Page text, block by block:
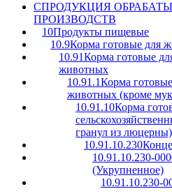
CПРОДУКЦИЯ
ПРОИЗВОДСТВ
10Продукты пищевые
10.9Корма готовые для
10.91Корма готовые
животных
10.91.1Корма
животных (кроме
10.91.10Корма
гранул из люцерны)
10.91.10.230
10.91.10.230-
(Укрупненное)
10.91.10.230-